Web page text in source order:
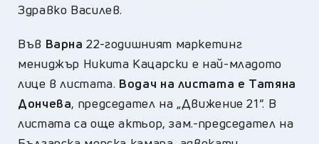
Здравко Василев.
Във Варна 22-годишният маркетинг
мениджър Никита Кацарски е най-младото
лице в листата. Водач на листата е Татяна
Дончева, председател на „Движение 21“. В
листата са още актьор, зам.-председател на